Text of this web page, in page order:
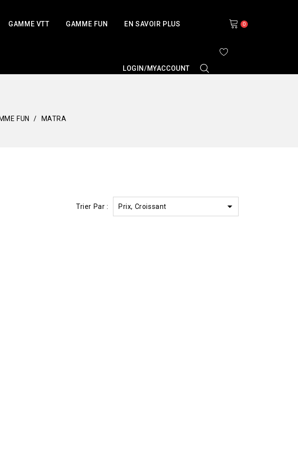
GAMME VTT GAMME FUN EN SAVOIR PLUS 0
LOGIN/MYACCOUNT
FUN MATRA
Trier Par : Prix, Croissant 